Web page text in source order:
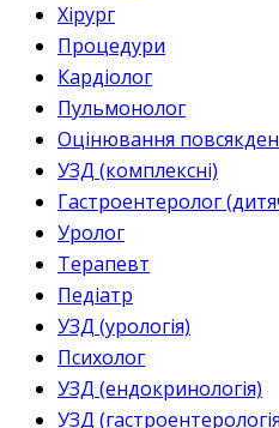
Хірург
Процедури
Кардіолог
Пульмонолог
Оцінювання
УЗД (комплексні)
Гастроентеролог
Уролог
Терапевт
Педіатр
УЗД (урологія)
Психолог
УЗД (ендокринологія)
УЗД